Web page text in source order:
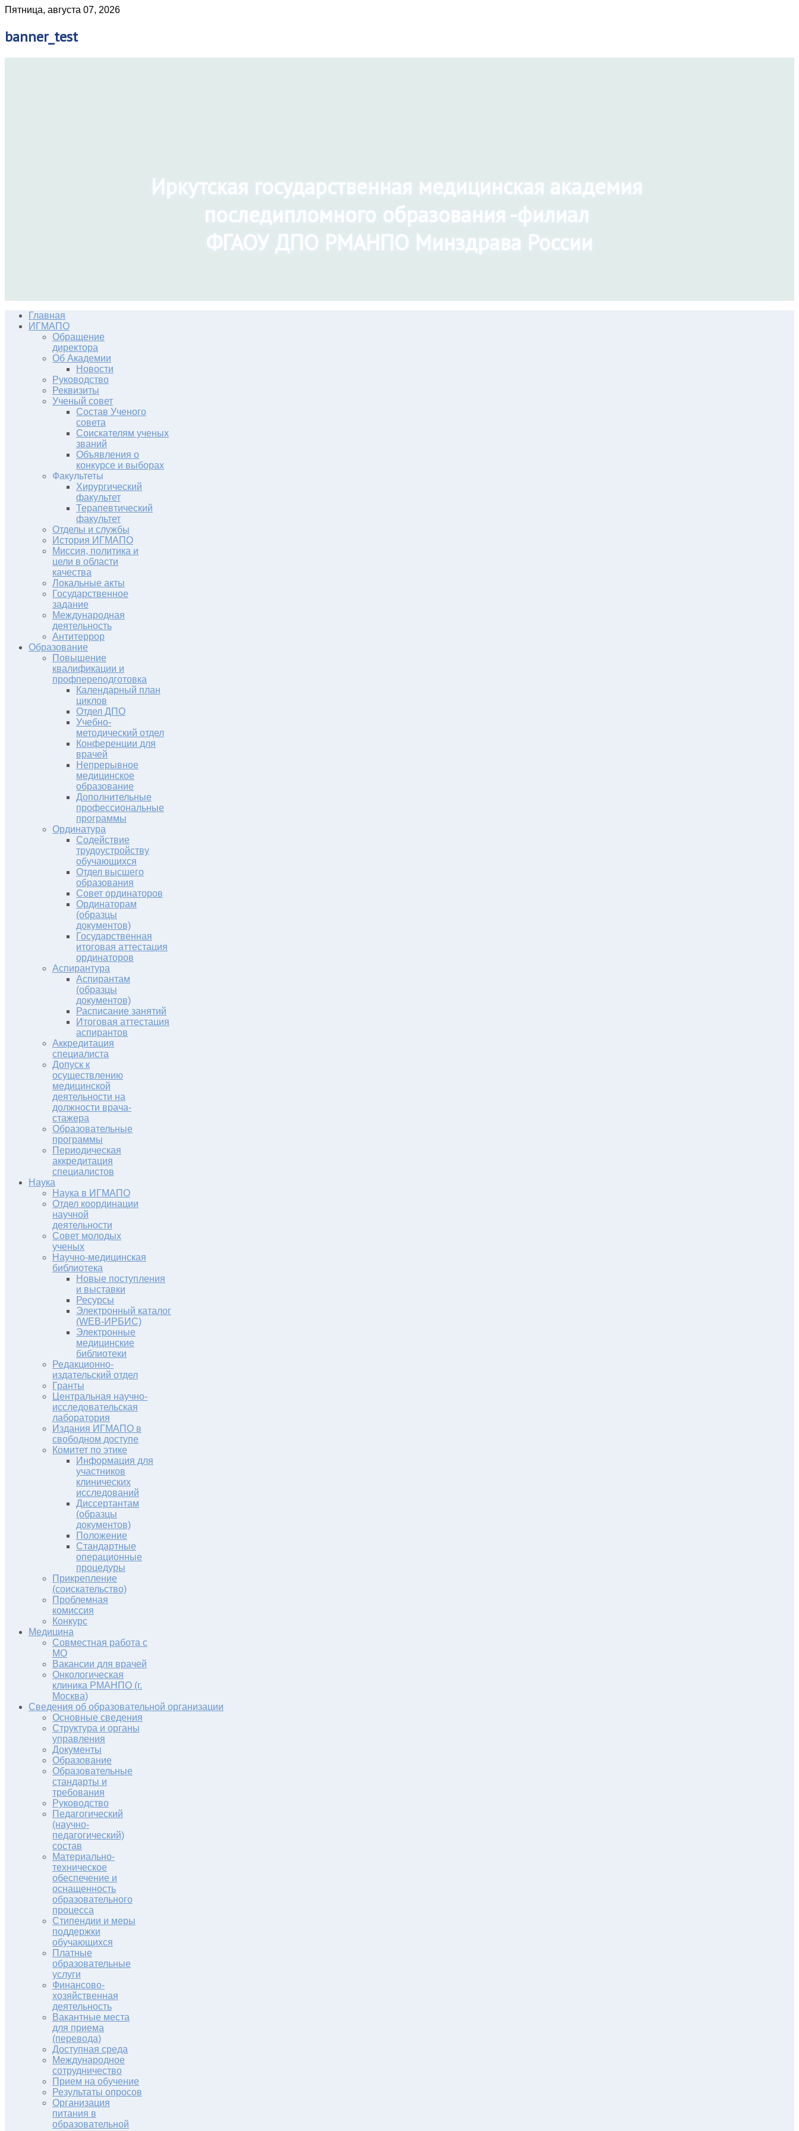
Пятница, августа 07, 2026
banner_test
Иркутская государственная медицинская академия
последипломного образования -филиал
ФГАОУ ДПО РМАНПО Минздрава России
Главная
ИГМАПО
Обращение
директора
Об Академии
Новости
Руководство
Реквизиты
Ученый совет
Состав Ученого
совета
Соискателям ученых
званий
Объявления о
конкурсе и выборах
Факультеты
Хирургический
факультет
Терапевтический
факультет
Отделы и службы
История ИГМАПО
Миссия, политика и
цели в области
качества
Локальные акты
Государственное
задание
Международная
деятельность
Антитеррор
Образование
Повышение
квалификации и
профпереподготовка
Календарный план
циклов
Отдел ДПО
Учебно-
методический отдел
Конференции для
врачей
Непрерывное
медицинское
образование
Дополнительные
профессиональные
программы
Ординатура
Содействие
трудоустройству
обучающихся
Отдел высшего
образования
Совет ординаторов
Ординаторам
(образцы
документов)
Государственная
итоговая аттестация
ординаторов
Аспирантура
Аспирантам
(образцы
документов)
Расписание занятий
Итоговая аттестация
аспирантов
Аккредитация
специалиста
Допуск к
осуществлению
медицинской
деятельности на
должности врача-
стажера
Образовательные
программы
Периодическая
аккредитация
специалистов
Наука
Наука в ИГМАПО
Отдел координации
научной
деятельности
Совет молодых
ученых
Научно-медицинская
библиотека
Новые поступления
и выставки
Ресурсы
Электронный каталог
(WEB-ИРБИС)
Электронные
медицинские
библиотеки
Редакционно-
издательский отдел
Гранты
Центральная научно-
исследовательская
лаборатория
Издания ИГМАПО в
свободном доступе
Комитет по этике
Информация для
участников
клинических
исследований
Диссертантам
(образцы
документов)
Положение
Стандартные
операционные
процедуры
Прикрепление
(соискательство)
Проблемная
комиссия
Конкурс
Медицина
Совместная работа с
МО
Вакансии для врачей
Онкологическая
клиника РМАНПО (г.
Москва)
Сведения об образовательной организации
Основные сведения
Структура и органы
управления
Документы
Образование
Образовательные
стандарты и
требования
Руководство
Педагогический
(научно-
педагогический)
состав
Материально-
техническое
обеспечение и
оснащенность
образовательного
процесса
Стипендии и меры
поддержки
обучающихся
Платные
образовательные
услуги
Финансово-
хозяйственная
деятельность
Вакантные места
для приема
(перевода)
Доступная среда
Международное
сотрудничество
Прием на обучение
Результаты опросов
Организация
питания в
образовательной